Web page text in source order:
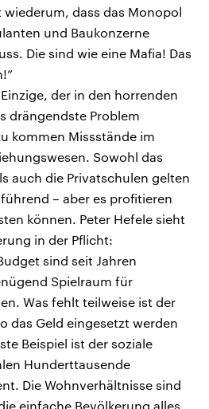
dass das Monopol
und Baukonzerne
Die sind wie eine Mafia! Das
der in den horrenden
drängendste Problem
kommen Missstände im
Sowohl das
auch die Privatschulen gelten
– aber es profitieren
können. Peter Hefele sieht
in der Pflicht:
sind seit Jahren
Spielraum für
Was fehlt teilweise ist der
das Geld eingesetzt werden
Beispiel ist der soziale
Hunderttausende
Die Wohnverhältnisse sind
einfache Bevölkerung alles